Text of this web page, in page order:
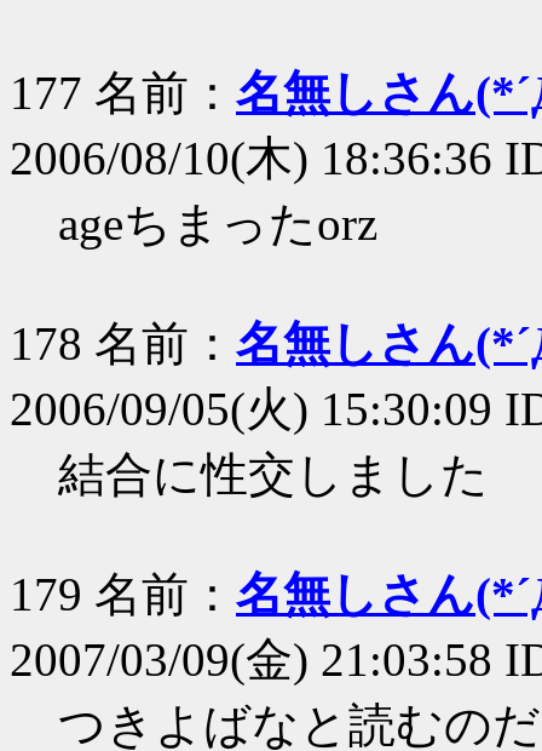
177 名前： 名無しさん
2006/08/10(木) 18:36:36
ageちまったorz
178 名前： 名無しさん
2006/09/05(火) 15:30:09
結合に性交しました
179 名前： 名無しさん
2007/03/09(金) 21:03:58
つきよばなと読むのだ